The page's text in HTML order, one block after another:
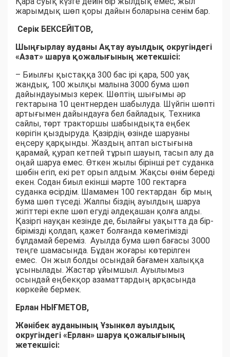
жарымдық шөп қоры дайын боларына сенім бар.
Серік БЕКСЕЙІТОВ,
Шыңғырлау ауданы Ақтау ауылдық округіндегі
«Азат» шаруа қожалығының жетекшісі:
– Биылғы қыстаққа 300 бас ірі қара, 500 уақ
жандық, 100 жылқы малына 3000 бума шөп
дайындауымыз керек. Шөптің шығымы әр
гектарына 10 центнерден шабылуда. Шүйгін шөпті
артығымен дайындауға бел байладық. Техника
сайлы, төрт тракторшы шабындықта еңбек
көрігін қыздыруда. Қазірдің өзінде шаруаны
еңсеру қарқынды. Жаздың аптап ыстығына
қарамай, қурап кетпей тұрып шауып, тасып алу да
оңай шаруа емес. Өткен жылы бірінші рет суданка
шөбін егіп, екі рет орып алдым. Жақсы өнім береді
екен. Содан биыл екінші мәрте 100 гектарға
суданка өсірдім. Шамамен 100 гектардан бір мың
бума шөп түседі. Жалпы біздің ауылдың шаруа
жігіттері екпе шөп егуді әлдеқашан қолға алды.
Қазіргі науқан кезінде де, былайғы уақытта да бір-
бірімізді қолдап, қажет болғанда көмегімізді
бұлдамай береміз. Ауылда бума шөп бағасы 3000
теңге шамасында. Бұдан жоғары көтерілген
емес. Он жыл болды осындай бағамен халыққа
ұсынылады. Жастар ұйымшыл. Ауылымыз
осындай еңбекқор азаматтардың арқасында
көркейе бермек.
Ерлан НЫҒМЕТОВ,
Жәнібек ауданының Ұзынкөл ауылдық
округіндегі «Ерлан» шаруа қожалығының
жетекшісі: